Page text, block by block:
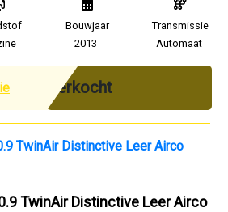
Bouwjaar
2013
Transmissie
Automaat
Verkocht
TwinAir Distinctive Leer Airco